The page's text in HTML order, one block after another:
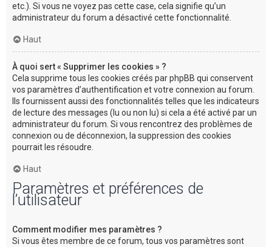
etc.). Si vous ne voyez pas cette case, cela signifie qu’un
administrateur du forum a désactivé cette fonctionnalité.
Haut
À quoi sert « Supprimer les cookies » ?
Cela supprime tous les cookies créés par phpBB qui conservent
vos paramètres d’authentification et votre connexion au forum.
Ils fournissent aussi des fonctionnalités telles que les indicateurs
de lecture des messages (lu ou non lu) si cela a été activé par un
administrateur du forum. Si vous rencontrez des problèmes de
connexion ou de déconnexion, la suppression des cookies
pourrait les résoudre.
Haut
Paramètres et préférences de
l’utilisateur
Comment modifier mes paramètres ?
Si vous êtes membre de ce forum, tous vos paramètres sont